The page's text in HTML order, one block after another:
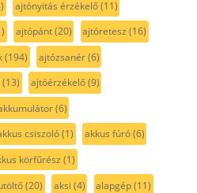
ajtónyitás érzékelő(11)
ajtópánt(20) ajtóretesz (16)
(194) ajtózsanér(6)
(13) ajtóérzékelő(9)
(6)
csiszoló(1) akkus fúró(6)
körfűrész (1)
(20) aksi (4) alapgép(11)